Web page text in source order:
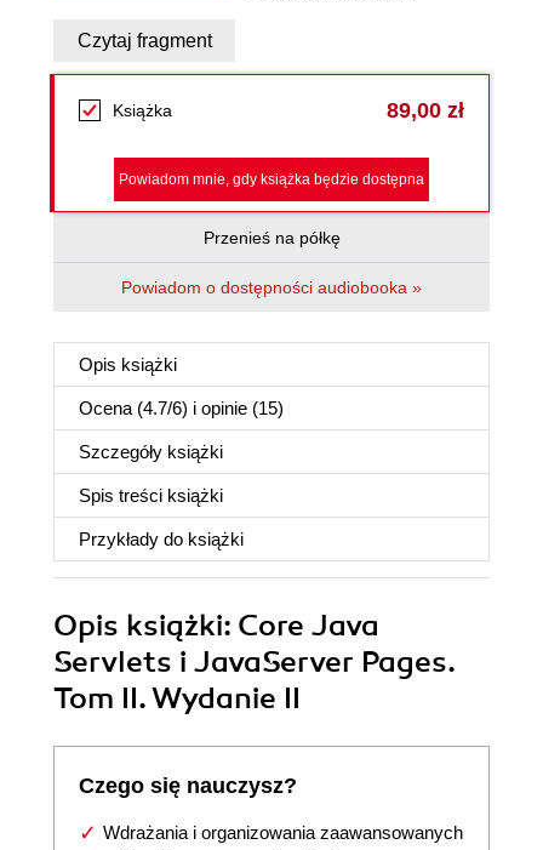
Czytaj fragment
Książka 89,00 zł
Powiadom mnie, gdy książka będzie dostępna
Przenieś na półkę
Powiadom o dostępności audiobooka »
Opis książki
Ocena (4.7/6) i opinie (15)
Szczegóły książki
Spis treści książki
Przykłady do książki
Opis książki: Core Java
Servlets i JavaServer Pages.
Tom II. Wydanie II
Czego się nauczysz?
Wdrażania i organizowania zaawansowanych